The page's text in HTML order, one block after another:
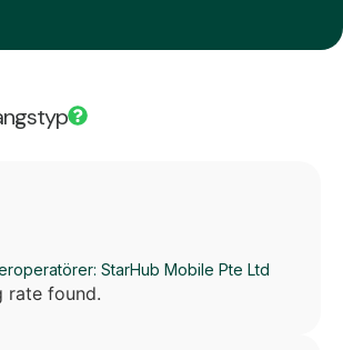
StarHub Mobile Pte Ltd
rate found.